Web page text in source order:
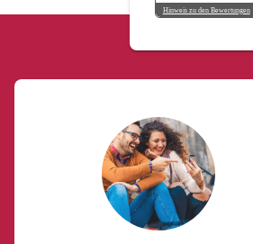
Hinweis zu den Bewertungen